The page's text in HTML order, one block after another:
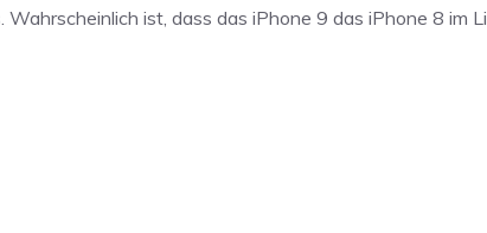
Wahrscheinlich ist, dass das iPhone 9 das iPhone 8 im